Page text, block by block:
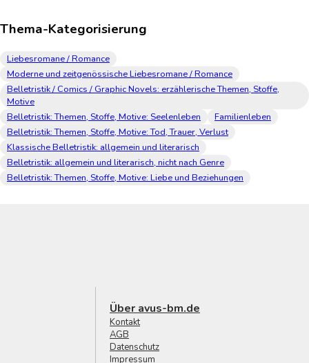
Thema-Kategorisierung
Liebesromane / Romance
Moderne und zeitgenössische Liebesromane / Romance
Belletristik / Comics / Graphic Novels: erzählerische Themen, Stoffe,
Motive
Belletristik: Themen, Stoffe, Motive: Seelenleben
Familienleben
Belletristik: Themen, Stoffe, Motive: Tod, Trauer, Verlust
Klassische Belletristik: allgemein und literarisch
Belletristik: allgemein und literarisch, nicht nach Genre
Belletristik: Themen, Stoffe, Motive: Liebe und Beziehungen
Über avus-bm.de
Kontakt
AGB
Datenschutz
Impressum